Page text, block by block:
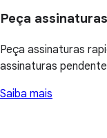
Peça
Peça assinaturas
assinaturas
Saiba mais